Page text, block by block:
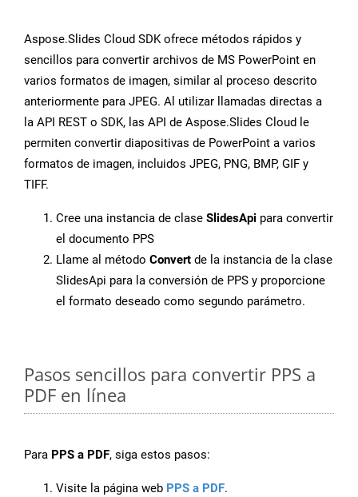
Aspose.Slides Cloud SDK ofrece métodos rápidos y
sencillos para convertir archivos de MS PowerPoint en
varios formatos de imagen, similar al proceso descrito
anteriormente para JPEG. Al utilizar llamadas directas a
la API REST o SDK, las API de Aspose.Slides Cloud le
permiten convertir diapositivas de PowerPoint a varios
formatos de imagen, incluidos JPEG, PNG, BMP, GIF y
TIFF.
Cree una instancia de clase SlidesApi para convertir
el documento PPS
Llame al método Convert de la instancia de la clase
SlidesApi para la conversión de PPS y proporcione
el formato deseado como segundo parámetro.
Pasos sencillos para convertir PPS a
PDF en línea
Para PPS a PDF, siga estos pasos:
Visite la página web PPS a PDF.